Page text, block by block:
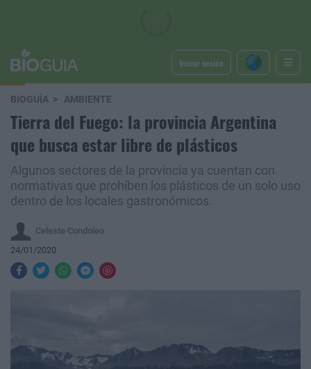
Iniciar sesión
BIOGUÍA AMBIENTE
Tierra del Fuego: la provincia Argentina
que busca estar libre de plásticos
Algunos sectores de la provincia ya cuentan con
normativas que prohíben los plásticos de un solo uso
dentro de los locales gastronómicos.
Celeste Condoleo
24/01/2020